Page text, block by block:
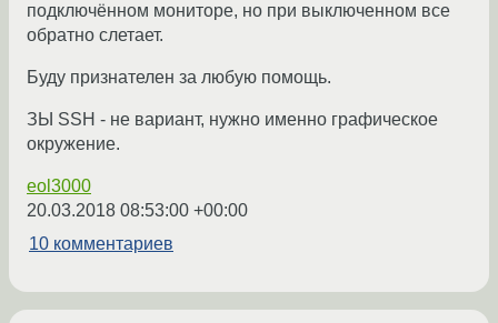
подключённом мониторе, но при выключенном все
обратно слетает.
Буду признателен за любую помощь.
ЗЫ SSH - не вариант, нужно именно графическое
окружение.
eol3000
20.03.2018 08:53:00 +00:00
10 комментариев